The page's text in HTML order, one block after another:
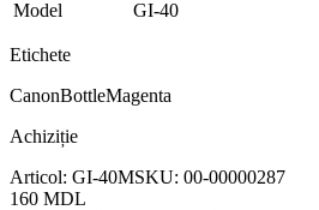
Model GI-40
Etichete
CanonBottleMagenta
Achiziție
Articol: GI-40MSKU: 00-00000287
160 MDL